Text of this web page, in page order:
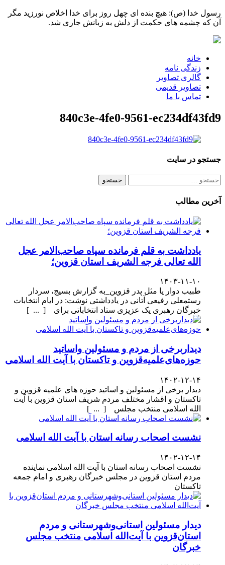
رسول خدا (ص): هیچ بنده ای چهل روز برای خدا اخلاص نورزید مگر
آن که چشمه های حکمت از دلش به زبانش جاری شد.
خانه
زندگی نامه
گالری تصاویر
تصاویر قدیمی
تماس با ما
840c3e-4fe0-9561-ec234df43fd9
جستجو در سایت
جستجو
آخرین مطالب
یادداشت به قلم فرمانده سپاه صاحب‌الامر عجل
الله تعالی فرجه الشریف استان قزوین؛
۱۴۰۳-۱۱-۱۰
طبیب دوار یا مثل پدر قزوین_به گزارش بسیج، سردار
رستمعلی رفیعی آتانی در یادداشتی نوشت: در ایام انتخابات
خبرگان رهبری یک عزیزی ستاد انتخاباتی برای [ ... ]
دیداربرخی از مردم و مسئولین واساتید
حوزه‌های‌علمیه‌قزوین و تاکستان با آیت الله اسلامی
۱۴۰۲-۱۲-۱۴
دیدار برخی از مسئولین و اساتید حوزه های علمیه قزوین و
تاکستان و اقشار مختلف مردم شریف استان قزوین با آیت
الله اسلامی منتخب مجلس [ ... ]
نشست اصحاب رسانه استان با آیت الله اسلامی
۱۴۰۲-۱۲-۱۴
نشست اصحاب رسانه استان با آیت الله اسلامی نماینده
مردم استان قزوین در مجلس خبرگان رهبری و امام جمعه
تاکستان
دیدار مسئولین استانی‌وشهرستانی و مردم‌
استان‌قزوین با آیت‌الله‌ اسلامی منتخب مجلس‌
خبرگان